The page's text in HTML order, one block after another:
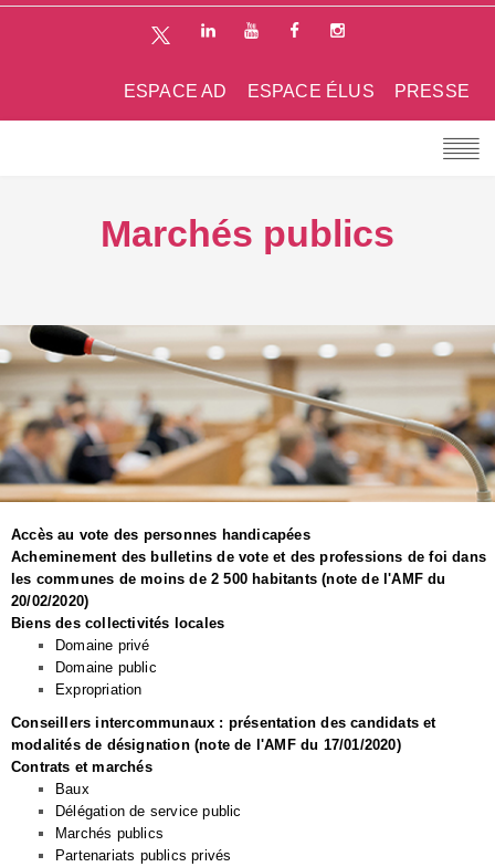
PRESSE
ESPACE ÉLUS
ESPACE AD
Marchés publics
Accès au vote des personnes handicapées
Acheminement des bulletins de vote et des professions de foi dans
les communes de moins de 2 500 habitants (note de l'AMF du
20/02/2020)
Biens des collectivités locales
Domaine privé
Domaine public
Expropriation
Conseillers intercommunaux : présentation des candidats et
modalités de désignation (note de l'AMF du 17/01/2020)
Contrats et marchés
Baux
Délégation de service public
Marchés publics
Partenariats publics privés